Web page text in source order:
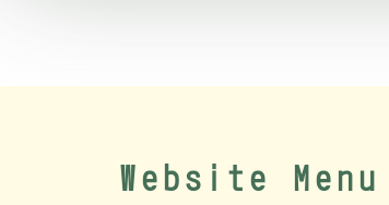
Website Menu